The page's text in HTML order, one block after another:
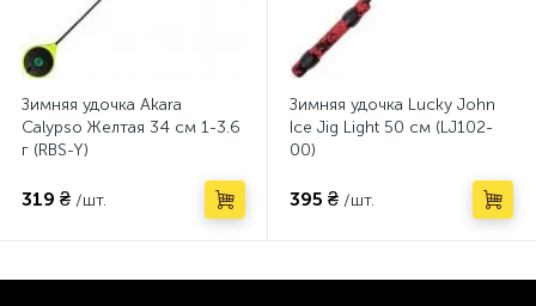
Зимняя удочка Akara
Calypso Желтая 34 см 1-3.6
г (RBS-Y)
319 ₴ /шт.
Зимняя удочка Lucky John
Ice Jig Light 50 см (LJ102-
00)
395 ₴ /шт.